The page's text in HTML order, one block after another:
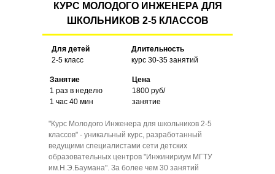
КУРС МОЛОДОГО ИНЖЕНЕРА ДЛЯ
ШКОЛЬНИКОВ 2-5 КЛАССОВ
"Курс Молодого Инженера для школьников 2-5
классов" - уникальный курс, разработанный
ведущими специалистами сети детских
образовательных центров "Инжинириум МГТУ
им.Н.Э.Баумана". За более чем 30 занятий
Для детей
2-5 класс
Длительность
курс 30-35 занятий
Занятие
1 раз в неделю
1 час 40 мин
Цена
1800 руб/
занятие